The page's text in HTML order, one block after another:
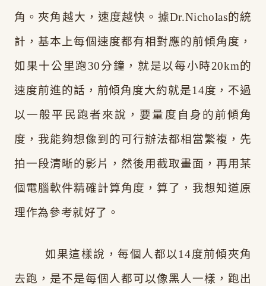
角。夾角越大，速度越快。據Dr.Nicholas的統
計，基本上每個速度都有相對應的前傾角度，
如果十公里跑30分鐘，就是以每小時20km的
速度前進的話，前傾角度大約就是14度，不過
以一般平民跑者來說，要量度自身的前傾角
度，我能夠想像到的可行辦法都相當繁複，先
拍一段清晰的影片，然後用截取畫面，再用某
個電腦軟件精確計算角度，算了，我想知道原
理作為參考就好了。
如果這樣說，每個人都以14度前傾夾角
去跑，是不是每個人都可以像黑人一樣，跑出